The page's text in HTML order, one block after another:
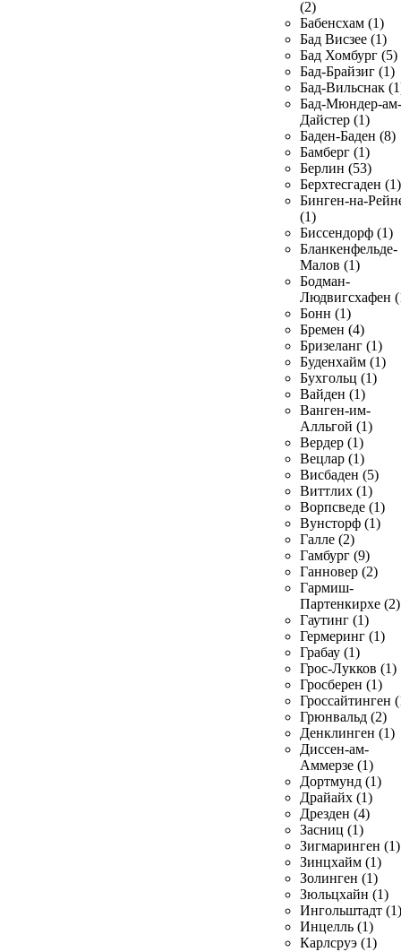
(2)
Бабенсхам (1)
Бад Висзее (1)
Бад Хомбург (5)
Бад-Брайзиг (1)
Бад-Вильснак
Бад-Мюндер-ам-
Дайстер (1)
Баден-Баден (8)
Бамберг (1)
Берлин (53)
Берхтесгаден (1)
Бинген-на-
(1)
Биссендорф (1)
Бланкенфельде-
Малов (1)
Бодман-
Людвигсхафен
Бонн (1)
Бремен (4)
Бризеланг (1)
Буденхайм (1)
Бухгольц (1)
Вайден (1)
Ванген-им-
Алльгой (1)
Вердер (1)
Вецлар (1)
Висбаден (5)
Виттлих (1)
Ворпсведе (1)
Вунсторф (1)
Галле (2)
Гамбург (9)
Ганновер (2)
Гармиш-
Партенкирхе (2)
Гаутинг (1)
Гермеринг (1)
Грабау (1)
Грос-Лукков (1)
Гросберен (1)
Гроссайтинген
Грюнвальд (2)
Денклинген (1)
Диссен-ам-
Аммерзе (1)
Дортмунд (1)
Драйайх (1)
Дрезден (4)
Засниц (1)
Зигмаринген (1)
Зинцхайм (1)
Золинген (1)
Зюльцхайн (1)
Ингольштадт (1)
Инцелль (1)
Карлсруэ (1)